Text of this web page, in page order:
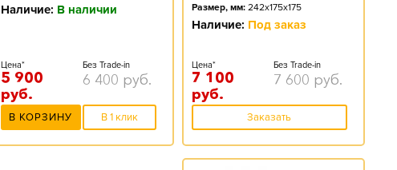
Наличие: В наличии
Цена*
5 900
руб.
Без Trade-in
6 400 руб.
В КОРЗИНУ В 1 клик
Размер, мм: 242x175x175
Наличие: Под заказ
Цена*
7 100
руб.
Без Trade-in
7 600 руб.
Заказать